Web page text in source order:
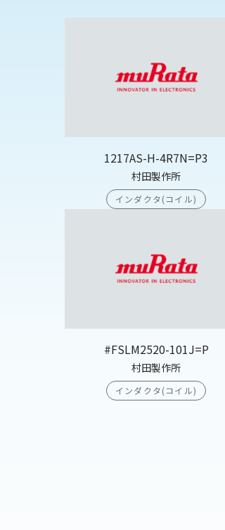
1217AS-H-4R7N=P3
村田製作所
インダクタ(コイル)
#FSLM2520-101J=P
村田製作所
インダクタ(コイル)